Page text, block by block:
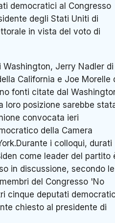
democratici al Congresso
degli Stati Uniti di
in vista del voto di
Jerry Nadler di
California e Joe Morelle
fonti citate dal
loro posizione sarebbe
convocata ieri
della Camera
i colloqui, durati
come leader del partito
in discussione, secondo le
del Congresso 'No
cinque deputati
chiesto al presidente di